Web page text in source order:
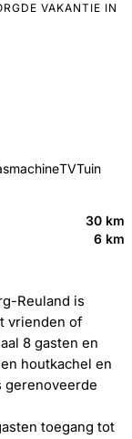
VAKANTIE IN
TVTuin
30 km
6 km
Reuland is
vrienden of
8 gasten en
houtkachel en
gerenoveerde
toegang tot